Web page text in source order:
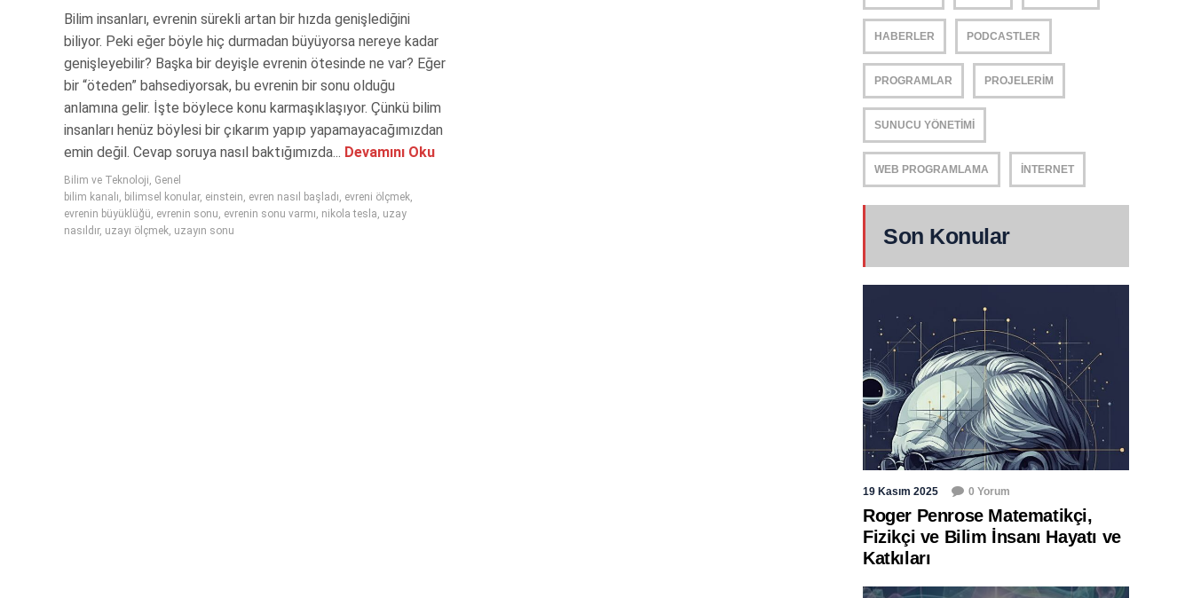
Bilim insanları, evrenin sürekli artan bir hızda genişlediğini
biliyor. Peki eğer böyle hiç durmadan büyüyorsa nereye kadar
genişleyebilir? Başka bir deyişle evrenin ötesinde ne var? Eğer
bir “öteden” bahsediyorsak, bu evrenin bir sonu olduğu
anlamına gelir. İşte böylece konu karmaşıklaşıyor. Çünkü bilim
insanları henüz böylesi bir çıkarım yapıp yapamayacağımızdan
emin değil. Cevap soruya nasıl baktığımızda... Devamını Oku
Bilim ve Teknoloji, Genel
bilim kanalı, bilimsel konular, einstein, evren nasıl başladı, evreni ölçmek,
evrenin büyüklüğü, evrenin sonu, evrenin sonu varmı, nikola tesla, uzay
nasıldır, uzayı ölçmek, uzayın sonu
HABERLER PODCASTLER
PROGRAMLAR PROJELERIM
SUNUCU YÖNETIMI
WEB PROGRAMLAMA İNTERNET
Son Konular
19 Kasım 2025 0 Yorum
Roger Penrose Matematikçi,
Fizikçi ve Bilim İnsanı Hayatı ve
Katkıları